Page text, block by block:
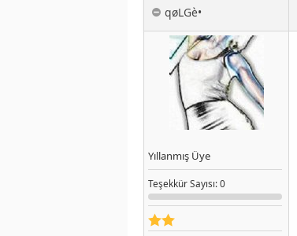
qøLGè•
Yıllanmış Üye
TeşekkürSayısı: 0